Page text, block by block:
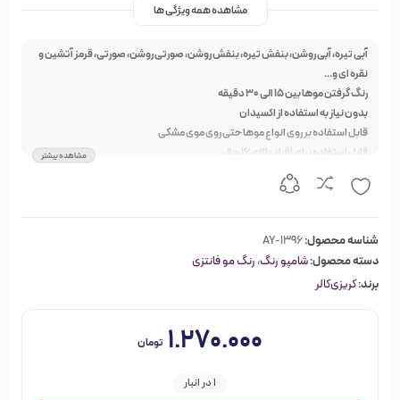
مشاهده همه ویژگی ها
آبی تیره، آبی روشن، بنفش تیره، بنفش روشن، صورتی روشن، صورتی، قرمز آتشین و
نقره ای و…
رنگ گرفتن موها بین ۱۵ الی ۳۰ دقیقه
بدون نیاز به استفاده از اکسیدان
قابل استفاده بر روی انواع موها حتی روی موی مشکی
قابل استفاده برای افراد بالای ۱۶ سال
موهایی زیبا و متفاوت بدون آسیب رسیدن به مو
قبل از استفاده حتما تست شود
مشاهده بیشتر
شناسه محصول:AY-1396
دسته محصول:شامپو رنگ،رنگ مو فانتزی
برند:کریزی‌کالر
۱.۲۷۰.۰۰۰ تومان
1 در انبار